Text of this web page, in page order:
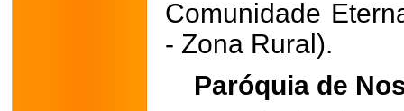
Comunidade
- Zona Rural).
Paróquia de